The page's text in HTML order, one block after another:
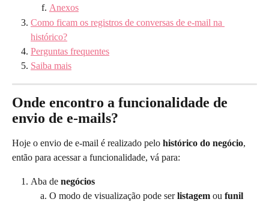
Anexos
Como ficam os registros de conversas de e-mail na
histórico?
Perguntas frequentes
Saiba mais
Onde encontro a funcionalidade de
envio de e-mails?
Hoje o envio de e-mail é realizado pelo histórico do negócio,
então para acessar a funcionalidade, vá para:
Aba de negócios
O modo de visualização pode ser listagem ou funil